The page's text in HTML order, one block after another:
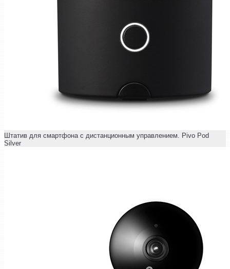
Штатив для смартфона с дистанционным управлением. Pivo Pod
Silver